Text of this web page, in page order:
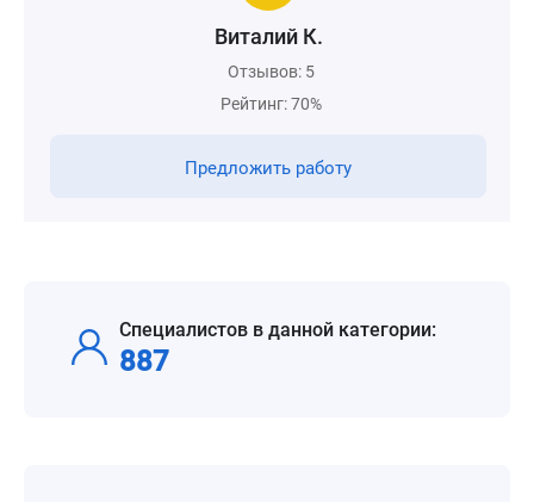
Виталий К.
Отзывов: 5
Рейтинг: 70%
Предложить работу
Специалистов в данной категории:
887